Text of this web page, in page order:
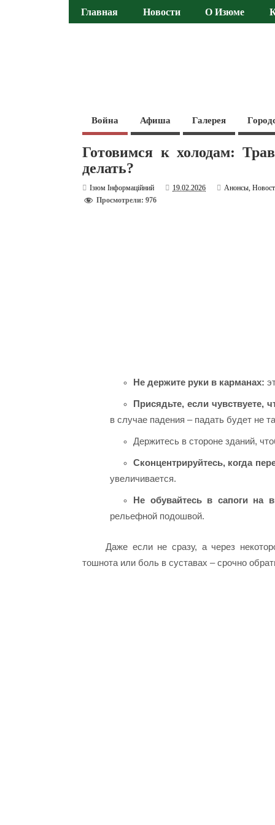
Главная Новости О Изюме
Война Афиша Галерея
Готовимся к холодам:
делать?
Ізюм Інформаційний 19.02.2026 Анонсы,
Просмотрели: 976
Не держите руки в карманах:
Присядьте, если чувствуете,
в случае падения – падать будет не
Держитесь в стороне зданий,
Сконцентрируйтесь, когда
увеличивается.
Не обувайтесь в сапоги на
рельефной подошвой.
Даже если не сразу, а через
тошнота или боль в суставах – срочно